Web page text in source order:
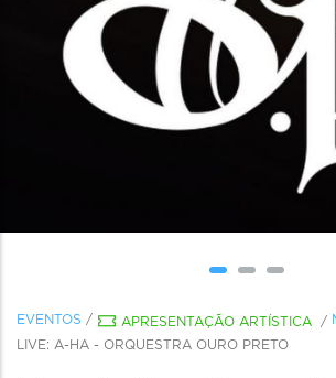
EVENTOS / APRESENTAÇÃO ARTÍSTICA /
LIVE: A-HA - ORQUESTRA OURO PRETO